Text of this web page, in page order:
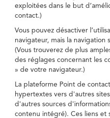
exploitées dans le but
contact.)
Vous pouvez désactiver
navigateur, mais la navigation
(Vous trouverez de plus
des réglages concernant les
» de votre navigateur.)
La plateforme Point de
hypertextes vers d'autres
d'autres sources
contenu intégré). Ces liens et